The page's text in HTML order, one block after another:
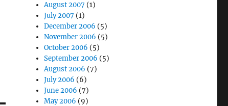
August 2007 (1)
July 2007 (1)
December 2006 (5)
November 2006 (5)
October 2006 (5)
September 2006 (5)
August 2006 (7)
July 2006 (6)
June 2006 (7)
May 2006 (9)